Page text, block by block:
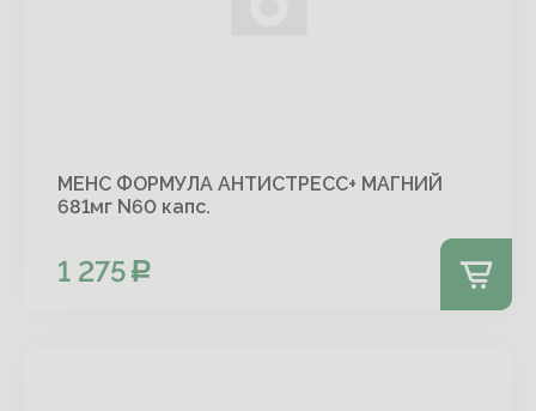
МЕНС ФОРМУЛА АНТИСТРЕСС+ МАГНИЙ
681мг N60 капс.
1 275